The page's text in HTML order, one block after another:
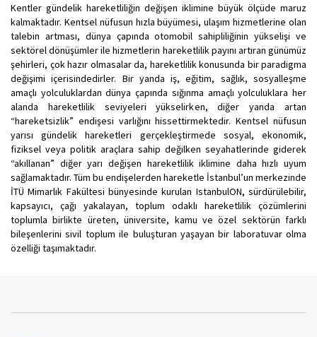
Kentler gündelik hareketliliğin değişen iklimine büyük ölçüde maruz
kalmaktadır. Kentsel nüfusun hızla büyümesi, ulaşım hizmetlerine olan
talebin artması, dünya çapında otomobil sahipliliğinin yükselişi ve
sektörel dönüşümler ile hizmetlerin hareketlilik payını artıran günümüz
şehirleri, çok hazır olmasalar da, hareketlilik konusunda bir paradigma
değişimi içerisindedirler. Bir yanda iş, eğitim, sağlık, sosyalleşme
amaçlı yolculuklardan dünya çapında sığınma amaçlı yolculuklara her
alanda hareketlilik seviyeleri yükselirken, diğer yanda artan
“hareketsizlik” endişesi varlığını hissettirmektedir. Kentsel nüfusun
yarısı gündelik hareketleri gerçekleştirmede sosyal, ekonomik,
fiziksel veya politik araçlara sahip değilken seyahatlerinde giderek
“akıllanan” diğer yarı değişen hareketlilik iklimine daha hızlı uyum
sağlamaktadır. Tüm bu endişelerden hareketle İstanbul’un merkezinde
İTÜ Mimarlık Fakültesi bünyesinde kurulan IstanbulON, sürdürülebilir,
kapsayıcı, çağı yakalayan, toplum odaklı hareketlilik çözümlerini
toplumla birlikte üreten, üniversite, kamu ve özel sektörün farklı
bileşenlerini sivil toplum ile buluşturan yaşayan bir laboratuvar olma
özelliği taşımaktadır.